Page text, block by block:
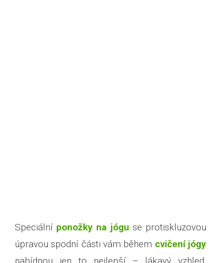
Speciální ponožky na jógu se protiskluzovou
úpravou spodní části vám během cvičení jógy